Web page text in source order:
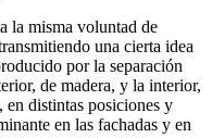
la misma voluntad de
una cierta idea
por la separación
de madera, y la interior,
distintas posiciones y
en las fachadas y en